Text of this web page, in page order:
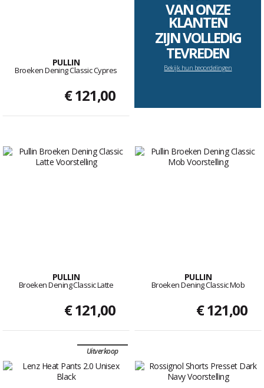
PULLIN
Broeken Dening Classic Cypres
€ 121,00
VAN ONZE
KLANTEN
ZIJN VOLLEDIG
TEVREDEN
Bekijk hun beoordelingen
PULLIN
Broeken Dening Classic Latte
€ 121,00
PULLIN
Broeken Dening Classic Mob
€ 121,00
Uitverkoop